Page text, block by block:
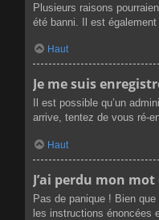
Plusieurs raisons
été banni. Il est
Haut
Je me suis
Il est possible qu’un
arrive, tentez de vous ré-
Haut
J’ai perdu mon mot
Pas de panique ! Bien
les instructions énoncées